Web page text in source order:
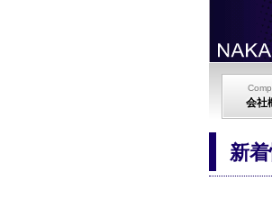
会社
新